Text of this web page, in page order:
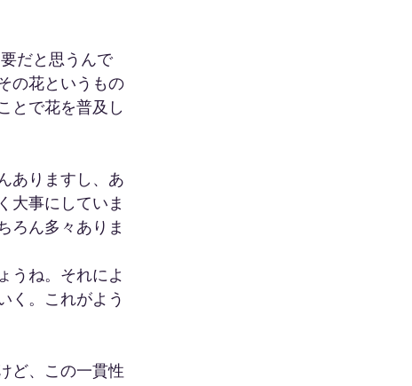
だと思うんで
の花というもの
とで花を普及し
ありますし、あ
大事にしていま
ろん多々ありま
うね。それによ
く。これがよう
ど、この一貫性